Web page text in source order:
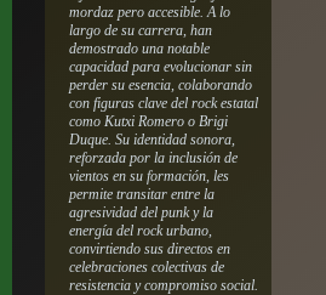
mordaz pero accesible. A lo
largo de su carrera, han
demostrado una notable
capacidad para evolucionar sin
perder su esencia, colaborando
con figuras clave del rock estatal
como Kutxi Romero o Brigi
Duque. Su identidad sonora,
reforzada por la inclusión de
vientos en su formación, les
permite transitar entre la
agresividad del punk y la
energía del rock urbano,
convirtiendo sus directos en
celebraciones colectivas de
resistencia y compromiso social.